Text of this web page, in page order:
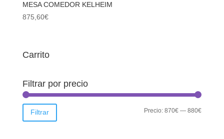
MESA COMEDOR KELHEIM
875,60€
Carrito
Filtrar por precio
Precio
Precio
Filtrar Precio:870€ —880€